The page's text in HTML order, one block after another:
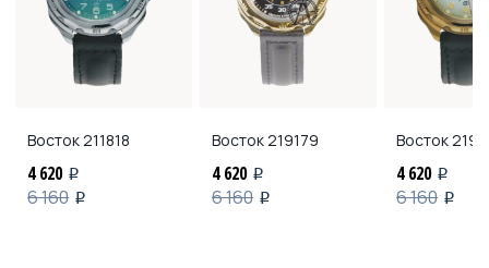
Восток 211818
4 620 i
6 160 i
Восток 219179
4 620 i
6 160 i
Восток
4 620 i
6 160 i